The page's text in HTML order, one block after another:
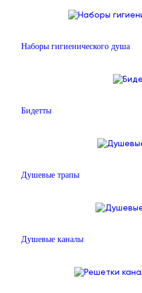
Наборы гигиенического душа
Бидетты
Душевые трапы
Душевые каналы